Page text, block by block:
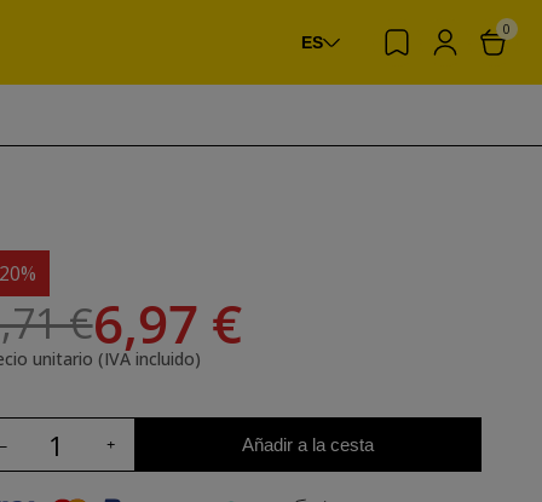
ES
0
€6,97 €
unitario (IVA incluido)
Añadir a la cesta